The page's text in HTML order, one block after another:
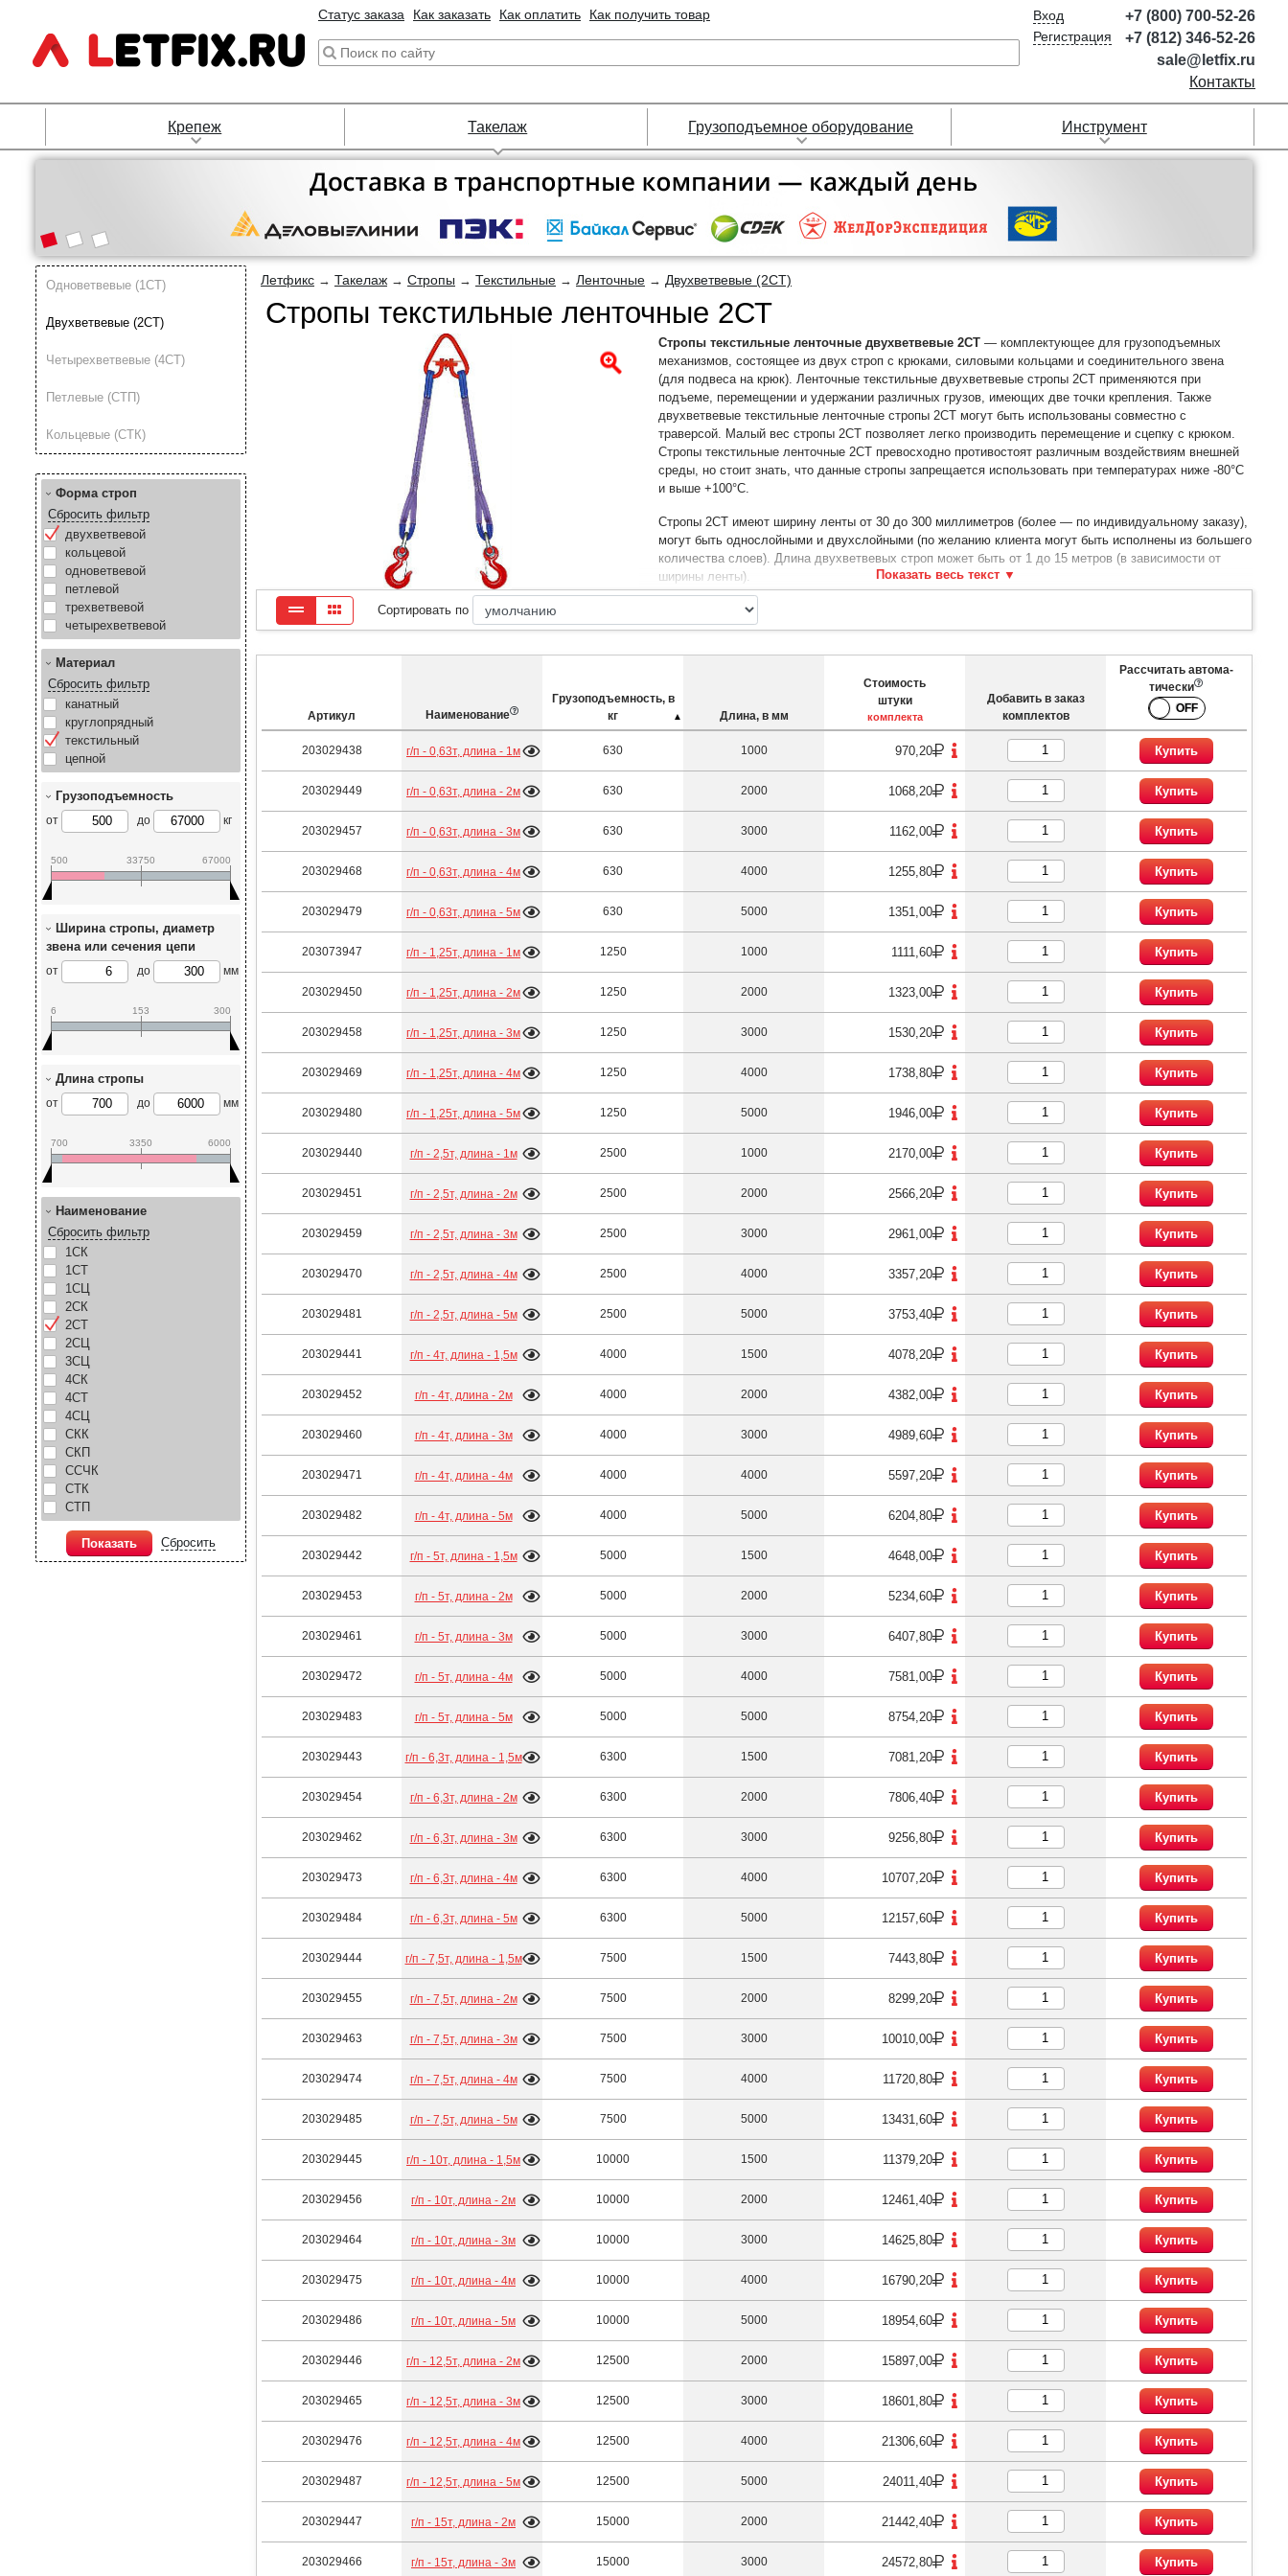
Статус заказа Как заказать Как оплатить Как получить товар
Вход
Регистрация
+7 (800) 700-52-26
+7 (812) 346-52-26
sale@letfix.ru
Контакты
Крепеж Такелаж Грузоподъемное оборудование Инструмент
Одноветвевые (1СТ)
Двухветвевые (2СТ)
Четырехветвевые (4СТ)
Петлевые (СТП)
Кольцевые (СТК)
Форма строп
Сбросить фильтр
двухветвевой
кольцевой
одноветвевой
петлевой
трехветвевой
четырехветвевой
Материал
Сбросить фильтр
канатный
круглопрядный
текстильный
цепной
Грузоподъемность
от до кг
500 33750 67000
Ширина стропы, диаметр
звена или сечения цепи
от до мм
6 153 300
Длина стропы
от до мм
700 3350 6000
Наименование
Сбросить фильтр
1СК
1СТ
1СЦ
2СК
2СТ
2СЦ
3СЦ
4СК
4СТ
4СЦ
СКК
СКП
ССЧК
СТК
СТП
Показать Сбросить
Летфикс → Такелаж → Стропы → Текстильные → Ленточные → Двухветвевые (2СТ)
Стропы текстильные ленточные 2СТ
Стропы текстильные ленточные двухветвевые 2СТ — комплектующее для грузоподъемных
механизмов, состоящее из двух строп с крюками, силовыми кольцами и соединительного звена
(для подвеса на крюк). Ленточные текстильные двухветвевые стропы 2СТ применяются при
подъеме, перемещении и удержании различных грузов, имеющих две точки крепления. Также
двухветвевые текстильные ленточные стропы 2СТ могут быть использованы совместно с
траверсой. Малый вес стропы 2СТ позволяет легко производить перемещение и сцепку с крюком.
Стропы текстильные ленточные 2СТ превосходно противостоят различным воздействиям внешней
среды, но стоит знать, что данные стропы запрещается использовать при температурах ниже -80°С
и выше +100°С.
Стропы 2СТ имеют ширину ленты от 30 до 300 миллиметров (более — по индивидуальному заказу),
могут быть однослойными и двухслойными (по желанию клиента могут быть исполнены из большего
количества слоев). Длина двухветвевых строп может быть от 1 до 15 метров (в зависимости от
ширины ленты).
Стропы для определения грузоподъемности имеют разные цвета:
5т - красный;
6т - коричневый;
10т и выше оранжевый.
Сортировать по
Артикул Наиме­нование
Грузоподъемность, в
кг
Длина, в мм
Стоимость
штуки
комплекта
Добавить в заказ
комплектов
Рассчитать автома­
тически
203029438 г/п - 0,63т, длина - 1м 630 1000 970,20 Купить
203029449 г/п - 0,63т, длина - 2м 630 2000 1068,20 Купить
203029457 г/п - 0,63т, длина - 3м 630 3000 1162,00 Купить
203029468 г/п - 0,63т, длина - 4м 630 4000 1255,80 Купить
203029479 г/п - 0,63т, длина - 5м 630 5000 1351,00 Купить
203073947 г/п - 1,25т, длина - 1м 1250 1000 1111,60 Купить
203029450 г/п - 1,25т, длина - 2м 1250 2000 1323,00 Купить
203029458 г/п - 1,25т, длина - 3м 1250 3000 1530,20 Купить
203029469 г/п - 1,25т, длина - 4м 1250 4000 1738,80 Купить
203029480 г/п - 1,25т, длина - 5м 1250 5000 1946,00 Купить
203029440 г/п - 2,5т, длина - 1м 2500 1000 2170,00 Купить
203029451 г/п - 2,5т, длина - 2м 2500 2000 2566,20 Купить
203029459 г/п - 2,5т, длина - 3м 2500 3000 2961,00 Купить
203029470 г/п - 2,5т, длина - 4м 2500 4000 3357,20 Купить
203029481 г/п - 2,5т, длина - 5м 2500 5000 3753,40 Купить
203029441 г/п - 4т, длина - 1,5м 4000 1500 4078,20 Купить
203029452 г/п - 4т, длина - 2м 4000 2000 4382,00 Купить
203029460 г/п - 4т, длина - 3м 4000 3000 4989,60 Купить
203029471 г/п - 4т, длина - 4м 4000 4000 5597,20 Купить
203029482 г/п - 4т, длина - 5м 4000 5000 6204,80 Купить
203029442 г/п - 5т, длина - 1,5м 5000 1500 4648,00 Купить
203029453 г/п - 5т, длина - 2м 5000 2000 5234,60 Купить
203029461 г/п - 5т, длина - 3м 5000 3000 6407,80 Купить
203029472 г/п - 5т, длина - 4м 5000 4000 7581,00 Купить
203029483 г/п - 5т, длина - 5м 5000 5000 8754,20 Купить
203029443 г/п - 6,3т, длина - 1,5м 6300 1500 7081,20 Купить
203029454 г/п - 6,3т, длина - 2м 6300 2000 7806,40 Купить
203029462 г/п - 6,3т, длина - 3м 6300 3000 9256,80 Купить
203029473 г/п - 6,3т, длина - 4м 6300 4000 10707,20 Купить
203029484 г/п - 6,3т, длина - 5м 6300 5000 12157,60 Купить
203029444 г/п - 7,5т, длина - 1,5м 7500 1500 7443,80 Купить
203029455 г/п - 7,5т, длина - 2м 7500 2000 8299,20 Купить
203029463 г/п - 7,5т, длина - 3м 7500 3000 10010,00 Купить
203029474 г/п - 7,5т, длина - 4м 7500 4000 11720,80 Купить
203029485 г/п - 7,5т, длина - 5м 7500 5000 13431,60 Купить
203029445 г/п - 10т, длина - 1,5м 10000 1500 11379,20 Купить
203029456 г/п - 10т, длина - 2м 10000 2000 12461,40 Купить
203029464 г/п - 10т, длина - 3м 10000 3000 14625,80 Купить
203029475 г/п - 10т, длина - 4м 10000 4000 16790,20 Купить
203029486 г/п - 10т, длина - 5м 10000 5000 18954,60 Купить
203029446 г/п - 12,5т, длина - 2м 12500 2000 15897,00 Купить
203029465 г/п - 12,5т, длина - 3м 12500 3000 18601,80 Купить
203029476 г/п - 12,5т, длина - 4м 12500 4000 21306,60 Купить
203029487 г/п - 12,5т, длина - 5м 12500 5000 24011,40 Купить
203029447 г/п - 15т, длина - 2м 15000 2000 21442,40 Купить
203029466 г/п - 15т, длина - 3м 15000 3000 24572,80 Купить